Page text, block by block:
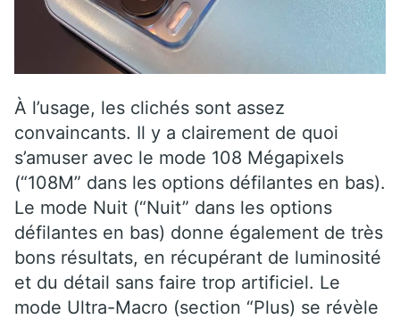
À l’usage, les clichés sont assez
convaincants. Il y a clairement de quoi
s’amuser avec le mode 108 Mégapixels
(“108M” dans les options défilantes en bas).
Le mode Nuit (“Nuit” dans les options
défilantes en bas) donne également de très
bons résultats, en récupérant de luminosité
et du détail sans faire trop artificiel. Le
mode Ultra-Macro (section “Plus) se révèle